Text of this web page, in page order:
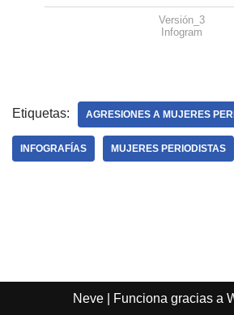
Versión_3
Infogram
Etiquetas: AGRESIONES A MUJERES
INFOGRAFÍAS MUJERES PERIODISTAS
Neve| Funciona gracias a